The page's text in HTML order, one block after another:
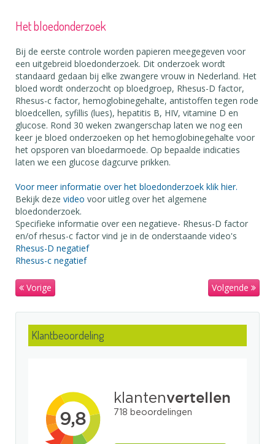
Het bloedonderzoek
Bij de eerste controle worden papieren meegegeven voor
een uitgebreid bloedonderzoek. Dit onderzoek wordt
standaard gedaan bij elke zwangere vrouw in Nederland. Het
bloed wordt onderzocht op bloedgroep, Rhesus-D factor,
Rhesus-c factor, hemoglobinegehalte, antistoffen tegen rode
bloedcellen, syfillis (lues), hepatitis B, HIV, vitamine D en
glucose. Rond 30 weken zwangerschap laten we nog een
keer je bloed onderzoeken op het hemoglobinegehalte voor
het opsporen van bloedarmoede. Op bepaalde indicaties
laten we een glucose dagcurve prikken.
Voor meer informatie over het bloedonderzoek klik hier.
Bekijk deze video voor uitleg over het algemene
bloedonderzoek.
Specifieke informatie over een negatieve- Rhesus-D factor
en/of rhesus-c factor vind je in de onderstaande video's
Rhesus-D negatief
Rhesus-c negatief
Vorige Volgende
Klantbeoordeling